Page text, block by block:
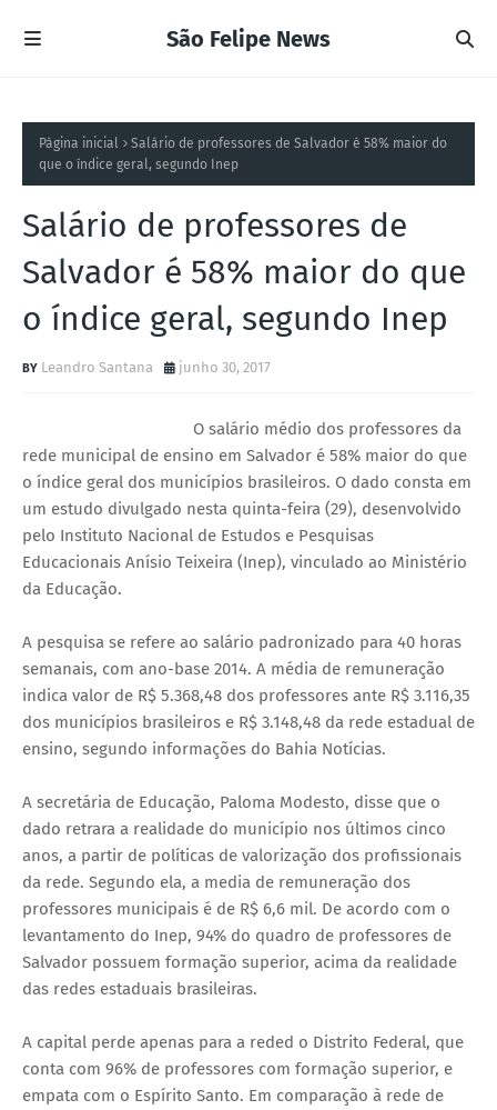
São Felipe News
Página inicial
Salário de professores de Salvador é 58% maior do
que o índice geral, segundo Inep
Salário de professores de
Salvador é 58% maior do que
o índice geral, segundo Inep
Leandro Santana junho 30, 2017
O salário médio dos professores da
rede municipal de ensino em Salvador é 58% maior do que
o índice geral dos municípios brasileiros. O dado consta em
um estudo divulgado nesta quinta-feira (29), desenvolvido
pelo Instituto Nacional de Estudos e Pesquisas
Educacionais Anísio Teixeira (Inep), vinculado ao Ministério
da Educação.
A pesquisa se refere ao salário padronizado para 40 horas
semanais, com ano-base 2014. A média de remuneração
indica valor de R$ 5.368,48 dos professores ante R$ 3.116,35
dos municípios brasileiros e R$ 3.148,48 da rede estadual de
ensino, segundo informações do Bahia Notícias.
A secretária de Educação, Paloma Modesto, disse que o
dado retrara a realidade do município nos últimos cinco
anos, a partir de políticas de valorização dos profissionais
da rede. Segundo ela, a media de remuneração dos
professores municipais é de R$ 6,6 mil. De acordo com o
levantamento do Inep, 94% do quadro de professores de
Salvador possuem formação superior, acima da realidade
das redes estaduais brasileiras.
A capital perde apenas para a reded o Distrito Federal, que
conta com 96% de professores com formação superior, e
empata com o Espírito Santo. Em comparação à rede de